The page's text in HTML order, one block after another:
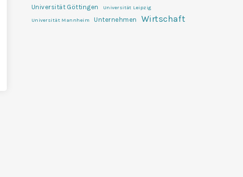
Universität Göttingen
Universität Leipzig
Universität Mannheim
Unternehmen Wirtschaft